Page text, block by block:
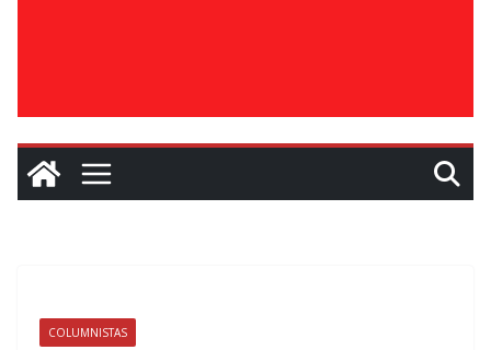
COLUMNISTAS